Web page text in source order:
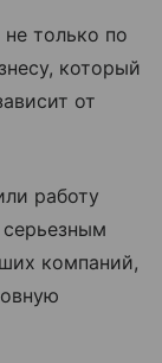
только по
который
от
работу
компаний,